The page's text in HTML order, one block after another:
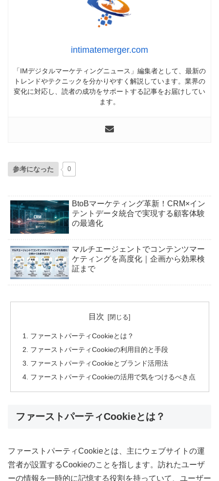
intimatemerger.com
「IMデジタルマーケティングニュース」編集者として、最新の
トレンドやテクニックを分かりやすく解説しています。業界の
変化に対応し、読者の成功をサポートする記事をお届けしてい
ます。
参考になった 0
BtoBマーケティング革新！CRM×イン
テントデータ統合で実現する顧客体験
の最適化
マルチエージェントでコンテンツマー
ケティングを高度化｜企画から効果検
証まで
目次
ファーストパーティCookieとは？
ファーストパーティCookieの利用目的と手段
ファーストパーティCookieとブランド活用法
ファーストパーティCookieの活用で気をつけるべき点
ファーストパーティCookieとは？
ファーストパーティCookieとは、主にウェブサイトの運
営者が設置するCookieのことを指します。訪れたユーザ
ーの情報を一時的に記憶する役割を持っていて、ユーザー